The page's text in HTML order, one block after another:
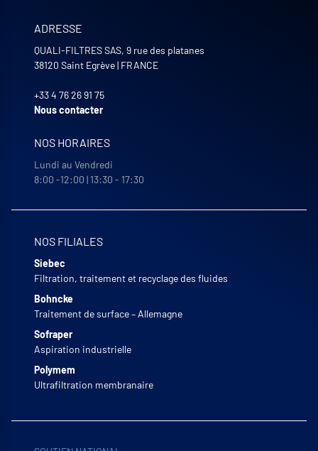
ADRESSE
QUALI-FILTRES SAS, 9 rue des platanes
38120 Saint Egrève| FRANCE
+33 4 76 26 91 75
Nous contacter
NOS HORAIRES
Lundi au Vendredi
8:00 -12:00 | 13:30 - 17:30
NOS FILIALES
Siebec
Filtration, traitement et recyclage des fluides
Bohncke
Traitement de surface – Allemagne
Sofraper
Aspiration industrielle
Polymem
Ultrafiltration membranaire